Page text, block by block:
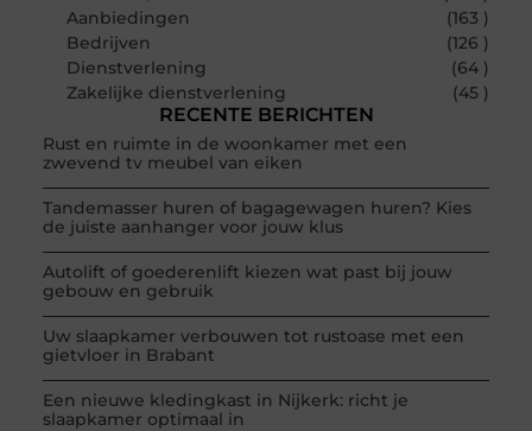
Aanbiedingen
(163 )
Bedrijven
(126 )
Dienstverlening
(64 )
Zakelijke dienstverlening
(45 )
RECENTE BERICHTEN
Rust en ruimte in de woonkamer met een
zwevend tv meubel van eiken
Tandemasser huren of bagagewagen huren? Kies
de juiste aanhanger voor jouw klus
Autolift of goederenlift kiezen wat past bij jouw
gebouw en gebruik
Uw slaapkamer verbouwen tot rustoase met een
gietvloer in Brabant
Een nieuwe kledingkast in Nijkerk: richt je
slaapkamer optimaal in